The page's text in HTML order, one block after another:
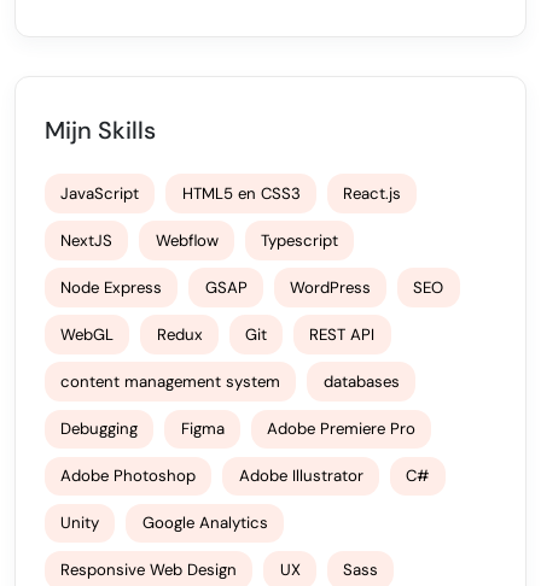
Mijn Skills
JavaScript HTML5 en CSS3 React.js
NextJS Webflow Typescript
Node Express GSAP WordPress SEO
WebGL Redux Git REST API
content management system databases
Debugging Figma Adobe Premiere Pro
Adobe Photoshop Adobe Illustrator C#
Unity Google Analytics
Responsive Web Design UX Sass